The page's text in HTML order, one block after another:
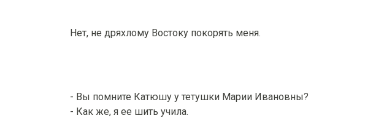
Нет, не дряхлому Востоку покорять меня.
- Вы помните Катюшу у тетушки Марии Ивановны?
- Как же, я ее шить учила.